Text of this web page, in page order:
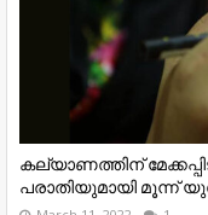
കല്യാണത്തിന്
പരാതിയുമായി മൂന്ന്